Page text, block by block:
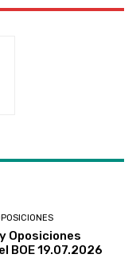
Oposiciones
BOE 19.07.2026